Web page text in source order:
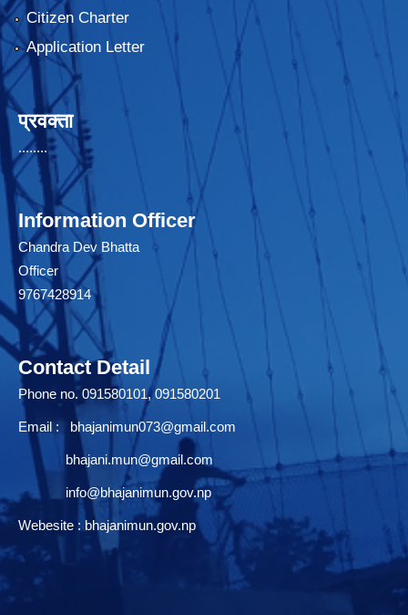
Citizen Charter
Application Letter
प्रवक्ता
........
Information Officer
Chandra Dev Bhatta
Officer
9767428914
Contact Detail
Phone no. 091580101, 091580201
Email : bhajanimun073@gmail.com
bhajani.mun@gmail.com
info@bhajanimun.gov.np
Webesite : bhajanimun.gov.np